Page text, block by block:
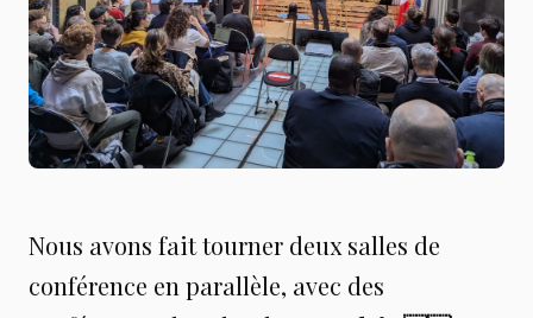
Nous avons fait tourner deux salles de
conférence en parallèle, avec des